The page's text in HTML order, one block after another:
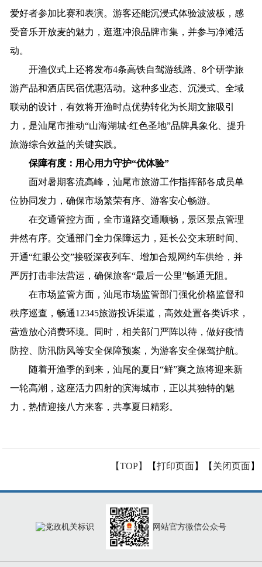
爱好者参加比赛和表演。游客还能沉浸式体验波波板，感
受音乐开放麦的魅力，逛逛冲浪品牌市集，并参与净滩活
动。
开渔仪式上还将发布4条高铁自驾游线路、8个研学旅
游产品和酒店民宿优惠活动。这种多业态、沉浸式、全域
联动的设计，有效将开渔时点优势转化为长期文旅吸引
力，是汕尾市推动“山海湖城·红色圣地”品牌具象化、提升
旅游综合效益的关键实践。
保障有度：用心用力守护“优体验”
面对暑期客流高峰，汕尾市旅游工作指挥部各成员单
位协同发力，确保市场繁荣有序、游客安心畅游。
在交通管控方面，全市道路交通顺畅，景区景点管理
井然有序。交通部门全力保障运力，延长公交末班时间、
开通“红眼公交”接驳深夜列车、增加合规网约车供给，并
严厉打击非法营运，确保旅客“最后一公里”畅通无阻。
在市场监管方面，汕尾市场监管部门强化价格监督和
秩序巡查，畅通12345旅游投诉渠道，高效处置各类诉求，
营造放心消费环境。同时，相关部门严阵以待，做好疫情
防控、防汛防风等安全保障预案，为游客安全保驾护航。
随着开渔季的到来，汕尾的夏日“鲜”爽之旅将迎来新
一轮高潮，这座活力四射的滨海城市，正以其独特的魅
力，热情迎接八方来客，共享夏日精彩。
【TOP】 【打印页面】【 关闭页面】
网站官方微信公众号